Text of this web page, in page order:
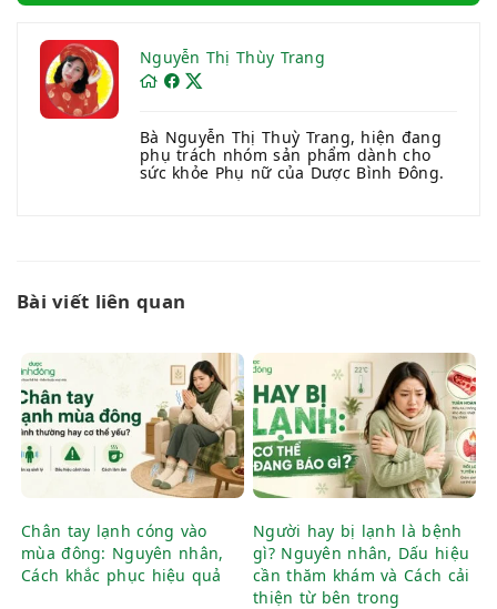
Nguyễn Thị Thùy Trang
Bà Nguyễn Thị Thuỳ Trang, hiện đang
phụ trách nhóm sản phẩm dành cho
sức khỏe Phụ nữ của Dược Bình Đông.
Bài viết liên quan
Chân tay lạnh cóng vào
mùa đông: Nguyên nhân,
Cách khắc phục hiệu quả
Người hay bị lạnh là bệnh
gì? Nguyên nhân, Dấu hiệu
cần thăm khám và Cách cải
thiện từ bên trong